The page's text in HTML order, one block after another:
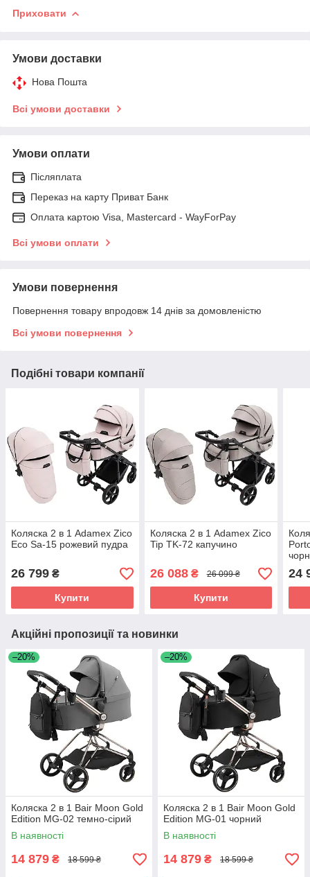
Приховати
Умови доставки
Нова Пошта
Всі умови доставки
Умови оплати
Післяплата
Переказ на карту Приват Банк
Оплата картою Visa, Mastercard - WayForPay
Всі умови оплати
Умови повернення
Повернення товару впродовж 14 днів за домовленістю
Всі умови повернення
Подібні товари компанії
Коляска 2 в 1 Adamex Zico
Eco Sa-15 рожевий пудра
26 799 ₴
Купити
Коляска 2 в 1 Adamex Zico
Tip TK-72 капучино
26 088₴ 26 099 ₴
Купити
24
Акційні пропозиції та новинки
–20%
Коляска 2 в 1 Bair Moon Gold
Edition MG-02 темно-сірий
В наявності
14 879 ₴ 18 599 ₴
–20%
Коляска 2 в 1 Bair Moon Gold
Edition MG-01 чорний
В наявності
14 879 ₴ 18 599 ₴